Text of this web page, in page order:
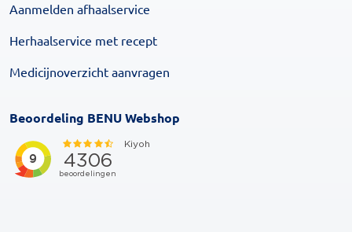
Aanmelden afhaalservice
Herhaalservice met recept
Medicijnoverzicht aanvragen
Beoordeling BENU Webshop